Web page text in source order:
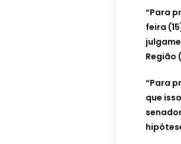
“Para
feira
Região
“Para
que